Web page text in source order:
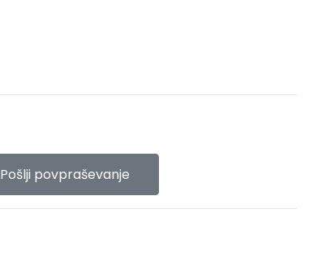
Pošlji povpraševanje